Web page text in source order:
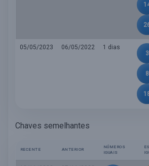
05/05/2023 06/05/2022
1 dias
3
8
Chaves semelhantes
RECENTE ANTERIOR
NÚMEROS
IGUAIS